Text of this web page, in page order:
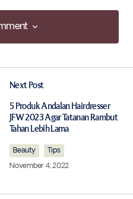
*
Next Post
5 Produk Andalan Hairdresser
JFW 2023 Agar Tatanan Rambut
Tahan Lebih Lama
Beauty
Tips
November 4, 2022